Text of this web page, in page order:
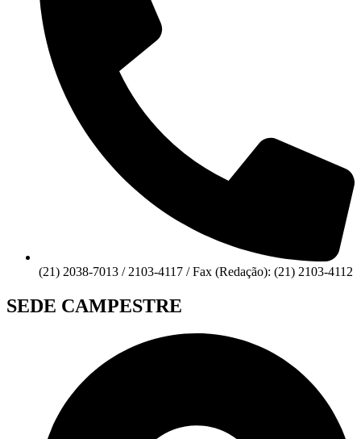
(21) 2038-7013 / 2103-4117 / Fax (Redação): (21) 2103-4112
SEDE CAMPESTRE